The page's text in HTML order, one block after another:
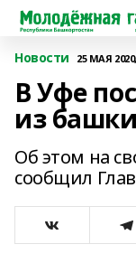
Новости 25 МАЯ
В Уфе
из
Об этом на
сообщил